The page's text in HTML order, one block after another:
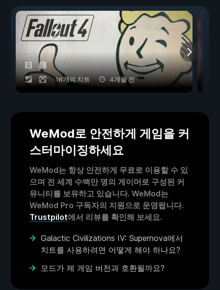
16개의 치트 4개월 전
WeMod로 안전하게 게임을 커
스터마이징하세요
WeMod는 항상 안전하게 무료로 이용할 수 있
으며 전 세계 수백만 명의 게이머로 구성된 커
뮤니티를 보유하고 있습니다. WeMod는
WeMod Pro 구독자의 지원으로 운영됩니다.
Trustpilot에서 리뷰를 확인해 보세요.
Galactic Civilizations IV: Supernova에서
치트를 사용하려면 어떻게 해야 하나요?
모드가 제 게임 버전과 호환될까요?